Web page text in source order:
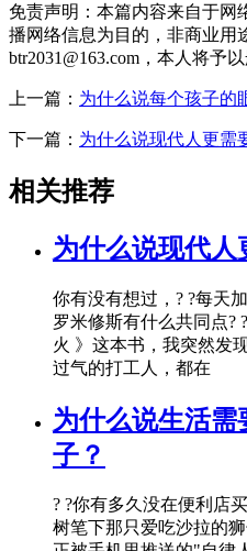
免责声明：本篇内容来自于网
播网络信息为目的，非商业用
btr2031@163.com，本人将予以
上一篇： 为什么说每个孩子的
下一篇： 为什么说现代人更需
相关推荐
为什么说现代人
你有没有想过，? ?每天
罗米修斯有什么共同点?
火 》这本书，我突然
过气的打工人，都在
为什么说生活
子？
? ?你有多久没在便利店
树笔下那只爱吃沙拉的